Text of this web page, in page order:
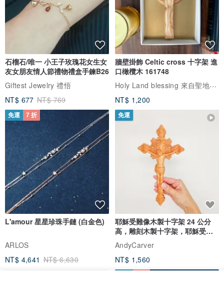
石榴石/唯一 小王子玫瑰花女生女
友女朋友情人節禮物禮盒手鍊B26
Giftest Jewelry 禮悟
NT$ 677 NT$ 769
牆壁掛飾 Celtic cross 十字架 進
口橄欖木 161748
Holy Land blessing 來自聖地的祝福
NT$ 1,200
免運 7 折
L'amour 星星珍珠手鏈 (白金色)
ARLOS
NT$ 4,641 NT$ 6,630
免運
耶穌受難像木製十字架 24 公分
高，雕刻木製十字架，耶穌受難
像天主教十字架
AndyCarver
NT$ 1,560